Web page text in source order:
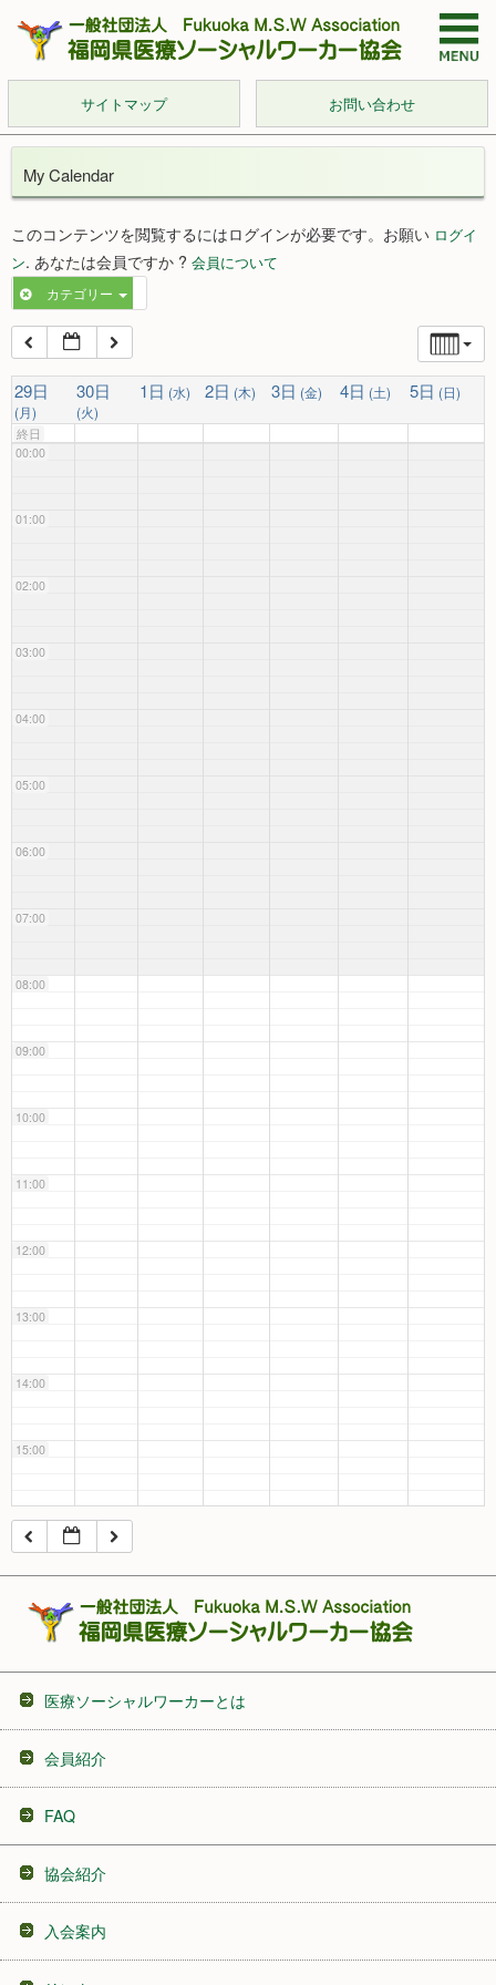
サイトマップ お問い合わせ
My Calendar
このコンテンツを閲覧するにはログインが必要です。お願い ログイ
ン. あなたは会員ですか ? 会員について
カテゴリー
29日
(月)
30日
(火)
1日 (水) 2日 (木) 3日 (金) 4日 (土) 5日 (日)
終日
00:00
01:00
02:00
03:00
04:00
05:00
06:00
07:00
08:00
09:00
10:00
11:00
12:00
13:00
14:00
15:00
16:00
21:00
23:00
医療ソーシャルワーカーとは
会員紹介
FAQ
協会紹介
入会案内